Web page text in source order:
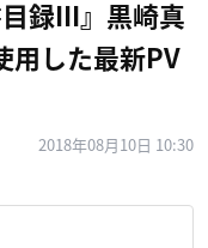
録III』黒崎真
用した最新PV
2018年08月10日 10:30